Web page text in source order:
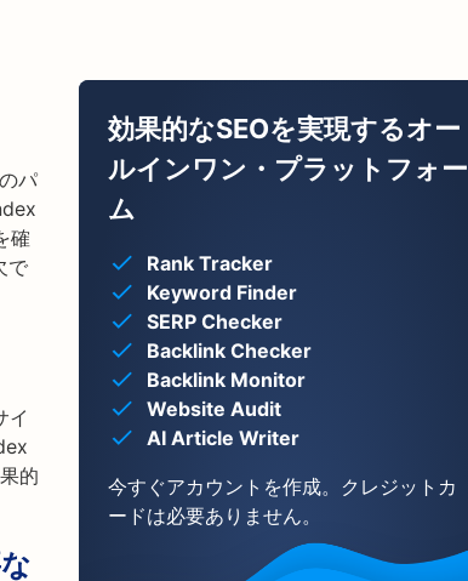
パ
確
で
イ
的
効果的なSEOを実現するオー
ルインワン・プラットフォー
ム
Rank Tracker
Keyword Finder
SERP Checker
Backlink Checker
Backlink Monitor
Website Audit
AI Article Writer
今すぐアカウントを作成。クレジットカ
ードは必要ありません。